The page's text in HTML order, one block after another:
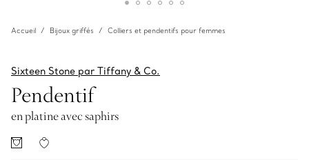
Accueil Bijoux griffés Colliers et pendentifs pour femmes
Sixteen Stone par Tiffany & Co.
Pendentif
en platine avec saphirs